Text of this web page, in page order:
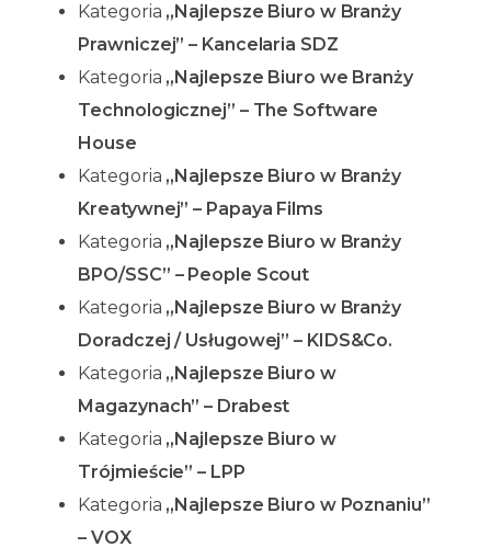
Kategoria „Najlepsze Biuro w Branży
Prawniczej” – Kancelaria SDZ
Kategoria „Najlepsze Biuro we Branży
Technologicznej” – The Software
House
Kategoria „Najlepsze Biuro w Branży
Kreatywnej” – Papaya Films
Kategoria „Najlepsze Biuro w Branży
BPO/SSC” – People Scout
Kategoria „Najlepsze Biuro w Branży
Doradczej / Usługowej” – KIDS&Co.
Kategoria „Najlepsze Biuro w
Magazynach” – Drabest
Kategoria „Najlepsze Biuro w
Trójmieście” – LPP
Kategoria „Najlepsze Biuro w Poznaniu”
– VOX